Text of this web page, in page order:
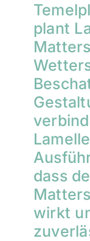
plant
dass
wirkt